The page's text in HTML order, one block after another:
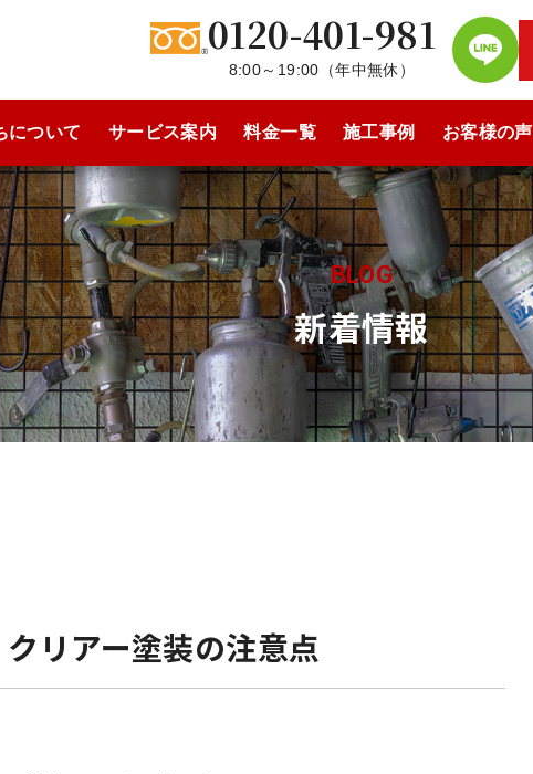
0120-401-981
8:00～19:00 （年中無休）
について サービス案内 料金一覧 施工事例 お客様の声
BLOG
新着情報
リアー塗装の注意点